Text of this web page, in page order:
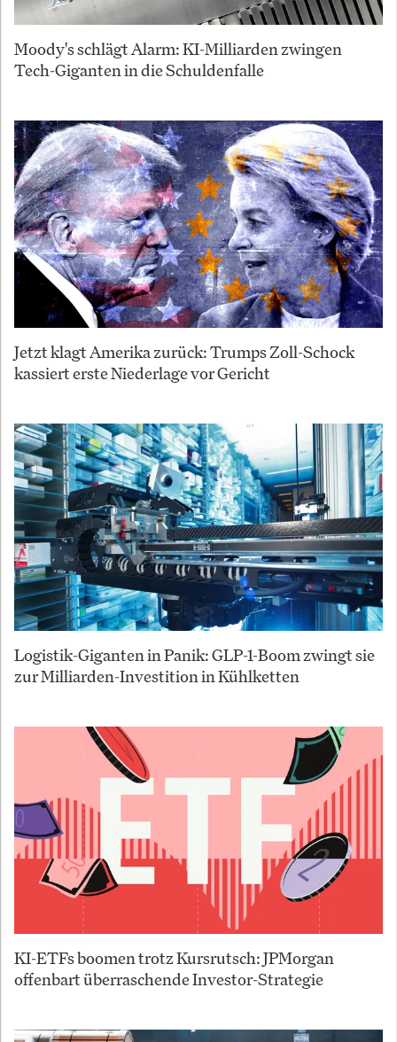
Moody's schlägt Alarm: KI-Milliarden zwingen
Tech-Giganten in die Schuldenfalle
Jetzt klagt Amerika zurück: Trumps Zoll-Schock
kassiert erste Niederlage vor Gericht
Logistik-Giganten in Panik: GLP-1-Boom zwingt sie
zur Milliarden-Investition in Kühlketten
KI-ETFs boomen trotz Kursrutsch: JPMorgan
offenbart überraschende Investor-Strategie